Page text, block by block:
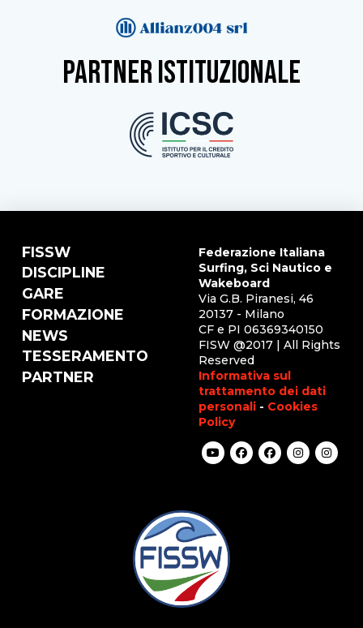
partner istituzionale
FISSW
DISCIPLINE
GARE
FORMAZIONE
NEWS
TESSERAMENTO
PARTNER
Federazione Italiana
Surfing, Sci Nautico e
Wakeboard
Via G.B. Piranesi, 46
20137 - Milano
CF e PI 06369340150
FISW @2017 | All Rights
Reserved
Informativa sul
trattamento dei dati
personali - Cookies
Policy